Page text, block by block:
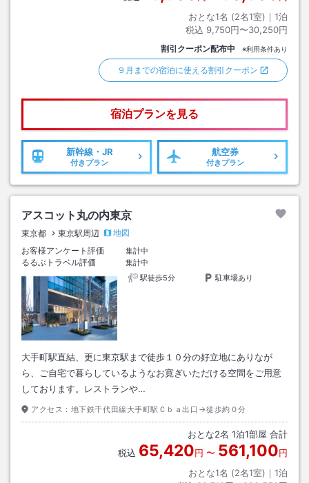
おとな1名 (2名1室)｜ 1泊
税込 9,750円〜30,250円
割引クーポン配布中 ※利用条件あり
９月までの宿泊に使える割引クーポン
宿泊プランを見る
新幹線・JR
付きプラン
航空券
付きプラン
アスコット丸の内東京
東京都 東京駅周辺
地図
お客様アンケート評価
集計中
るるぶトラベル評価
集計中
駅徒歩5分
駐車場あり
大手町駅直結、更に東京駅まで徒歩１０分の好立地にありなが
ら、ご自宅で暮らしているようなお寛ぎいただける空間をご用意
しております。レストランや…
アクセス： 地下鉄千代田線大手町駅Ｃｂａ出口→徒歩約０分
おとな2名 1泊1部屋 合計
税込 65,420円 〜 561,100円
おとな1名 (2名1室)｜ 1泊